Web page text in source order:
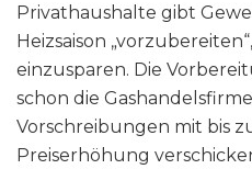
Privathaushalte gibt
Heizsaison
einzusparen. Die
schon die
Vorschreibungen mit bis
Preiserhöhung